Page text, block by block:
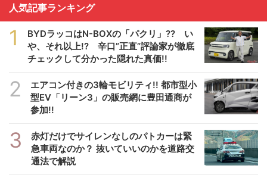
人気記事ランキング
1
BYDラッコはN-BOXの「パクリ」?? い
や、それ以上!? 辛口”正直”評論家が徹底
チェックして分かった隠れた真価!!
2
エアコン付きの3輪モビリティ!! 都市型小
型EV「リーン3」の販売網に豊田通商が
参加!!
3
赤灯だけでサイレンなしのパトカーは緊
急車両なのか？ 抜いていいのかを道路交
通法で解説